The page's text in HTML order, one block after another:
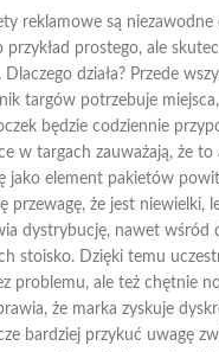
reklamowe są niezawodne
przykład prostego, ale
działa? Przede
targów potrzebuje
będzie codziennie
w targach zauważają, że
jako element pakietów
przewagę, że jest niewielki,
dystrybucję, nawet wśród
stoisko. Dzięki temu
problemu, ale też chętnie
że marka zyskuje
bardziej przykuć uwagę